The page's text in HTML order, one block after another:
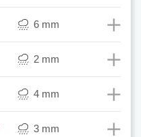
6 mm
2 mm
4 mm
3 mm